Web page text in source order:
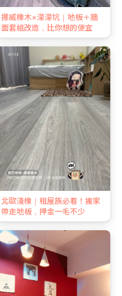
挪威橡木×濛濛坑｜地板＋牆
面套組改造，比你想的便宜
北歐淺橡｜租屋族必看！搬家
帶走地板，押金一毛不少